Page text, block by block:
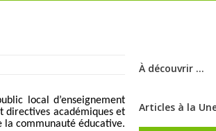
local d’enseignement
directives académiques et
la communauté éducative.
À découvrir ...
Articles à la